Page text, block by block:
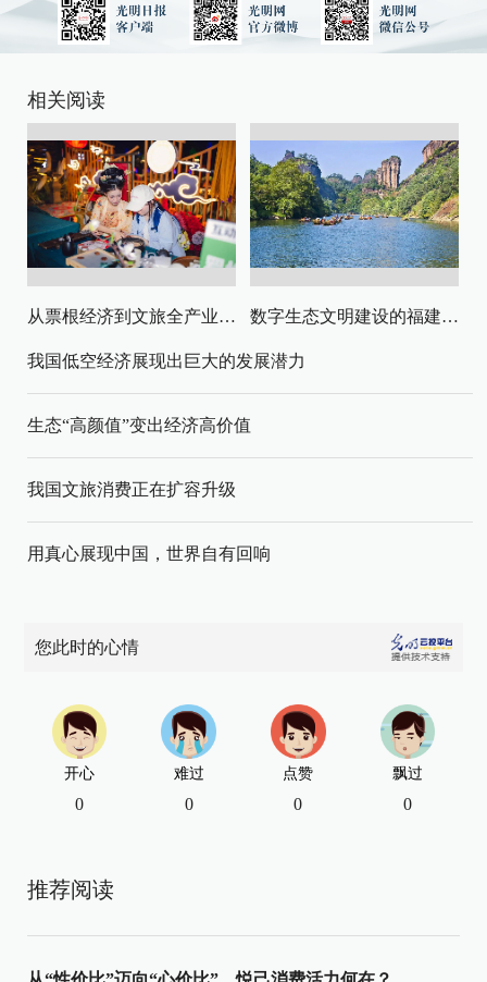
相关阅读
从票根经济到文旅全产业链升级 数字生态文明建设的福建路径与启示
我国低空经济展现出巨大的发展潜力
生态“高颜值”变出经济高价值
我国文旅消费正在扩容升级
用真心展现中国，世界自有回响
您此时的心情
开心
0
难过
0
点赞
0
飘过
0
推荐阅读